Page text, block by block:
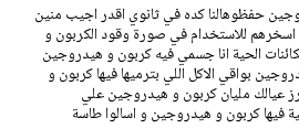
حفظوهالنا كده في ثانوي اقدر اجيب منين
اسخرهم للاستخدام في صورة وقود الكربون و
الحية انا جسمي فيه كربون و هيدروجين
بواقي الاكل اللي بترميها فيها كربون و
عيالك مليان كربون و هيدروجين علي
فيها كربون و هيدروجين و اسالوا طاسة